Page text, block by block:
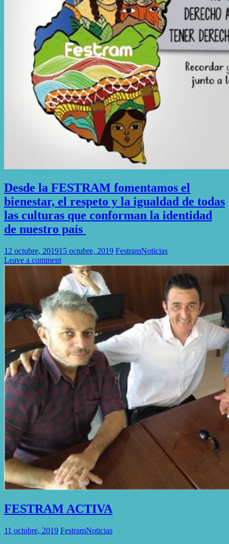
Desde la FESTRAM fomentamos el
bienestar, el respeto y la igualdad de todas
las culturas que conforman la identidad
de nuestro país ‍
12 octubre, 201915 octubre, 2019 FestramNoticias
Leave a comment
FESTRAM ACTIVA
11 octubre, 2019 FestramNoticias